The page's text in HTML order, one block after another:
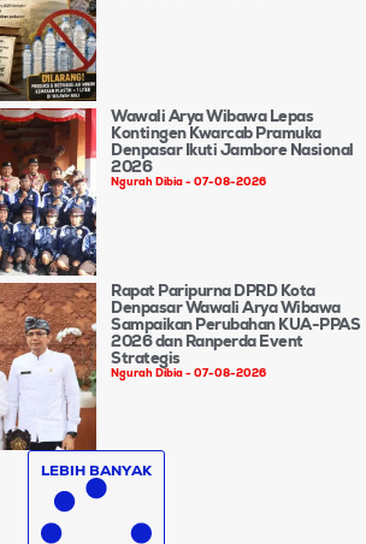
Wawali Arya Wibawa Lepas
Kontingen Kwarcab Pramuka
Denpasar Ikuti Jambore Nasional
2026
Ngurah Dibia 07-08-2026
Rapat Paripurna DPRD Kota
Denpasar Wawali Arya Wibawa
Sampaikan Perubahan KUA-PPAS
2026 dan Ranperda Event
Strategis
Ngurah Dibia 07-08-2026
LEBIH BANYAK